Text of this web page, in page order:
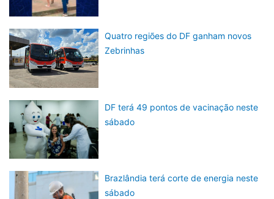
Quatro regiões do DF ganham novos
Zebrinhas
DF terá 49 pontos de vacinação neste
sábado
Brazlândia terá corte de energia neste
sábado